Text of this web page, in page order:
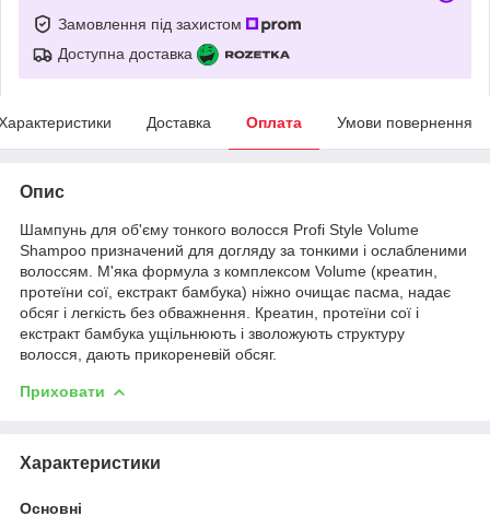
Замовлення під захистом
Доступна доставка
Доставка Оплата Умови повернення
Опис
Шампунь для об'єму тонкого волосся Profi Style Volume
Shampoo призначений для догляду за тонкими і ослабленими
волоссям. М'яка формула з комплексом Volume (креатин,
протеїни сої, екстракт бамбука) ніжно очищає пасма, надає
обсяг і легкість без обважнення. Креатин, протеїни сої і
екстракт бамбука ущільнюють і зволожують структуру
волосся, дають прикореневій обсяг.
Приховати
Характеристики
Основні